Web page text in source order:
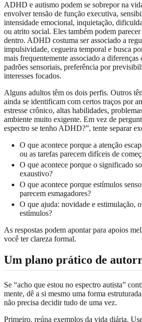
ADHD e autismo podem se sobrepor na
envolver tensão de função executiva,
intensidade emocional, inquietação,
ou atrito social. Eles também podem
dentro. ADHD costuma ser associado a
impulsividade, cegueira temporal e busca
mais frequentemente associado a
padrões sensoriais, preferência por
interesses focados.
Alguns adultos têm os dois perfis. Outros
ainda se identificam com certos traços por
estresse crônico, altas habilidades,
ambiente muito exigente. Em vez de
espectro se tenho ADHD?”, tente separar
O que acontece porque a atenção
ou as tarefas parecem difíceis de
O que acontece porque o significado
exaustivo?
O que acontece porque estímulos
parecem esmagadores?
O que ajuda: novidade e estimulação,
estímulos?
As respostas podem apontar para apoios
você ter clareza formal.
Um plano prático de
Se “acho que estou no espectro autista”
mente, dê a si mesmo uma forma
não precisa decidir tudo de uma vez.
Primeiro, reúna exemplos da vida diária.